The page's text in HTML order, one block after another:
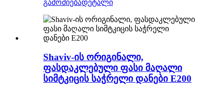
გამოძიებადეტალი
Shaviv-ის ორიგინალი,
ფასდაკლებული ფასი მაღალი
სიმტკიცის საჭრელი დანები E200